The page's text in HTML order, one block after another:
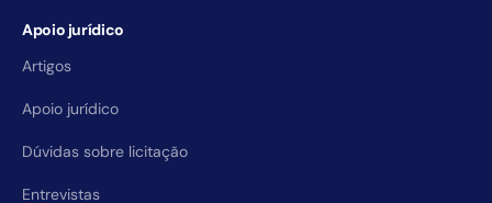
Apoio jurídico
Artigos
Apoio jurídico
Dúvidas sobre licitação
Entrevistas